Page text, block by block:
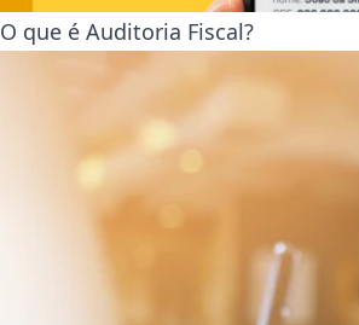
O que é Auditoria Fiscal?